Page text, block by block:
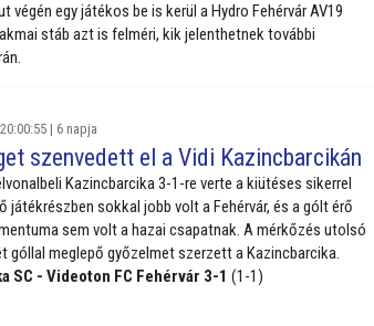
végén egy játékos be is kerül a Hydro Fehérvár AV19
stáb azt is felméri, kik jelenthetnek további
| 6 napja
szenvedett el a Vidi Kazincbarcikán
Kazincbarcika 3-1-re verte a kiütéses sikerrel
sokkal jobb volt a Fehérvár, és a gólt érő
sem volt a hazai csapatnak. A mérkőzés utolsó
góllal meglepő győzelmet szerzett a Kazincbarcika.
SC - Videoton FC Fehérvár 3-1 (1-1)